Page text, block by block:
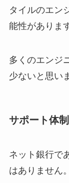
タイルのエン
能性がありま
多くのエンジ
少ないと思い
サポート体制
ネット銀行で
はありません。